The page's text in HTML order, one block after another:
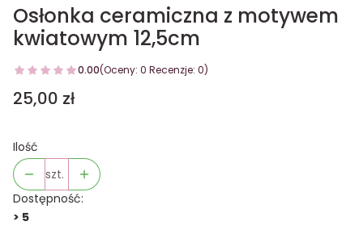
Osłonka ceramiczna z motywem
kwiatowym 12,5cm
0.00(Oceny: 0 Recenzje: 0)
Cena
25,00 zł
Ilość
szt.
Dostępność:
> 5